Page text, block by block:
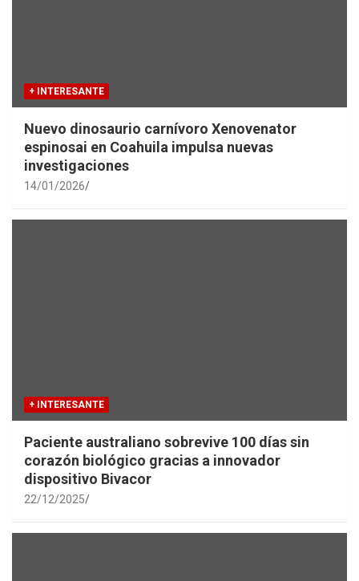
+ INTERESANTE
Nuevo dinosaurio carnívoro Xenovenator
espinosai en Coahuila impulsa nuevas
investigaciones
14/01/2026
+ INTERESANTE
Paciente australiano sobrevive 100 días sin
corazón biológico gracias a innovador
dispositivo Bivacor
22/12/2025